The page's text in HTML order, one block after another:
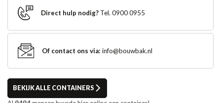
Direct hulp nodig? Tel. 0900 0955
Of contact ons via: info@bouwbak.nl
BEKIJK ALLE CONTAINERS